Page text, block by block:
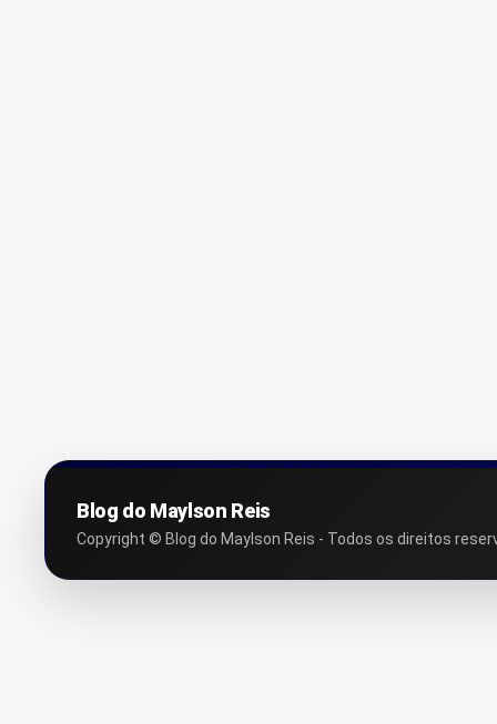
Blog do Maylson Reis
Copyright © Blog do Maylson Reis - Todos os direitos